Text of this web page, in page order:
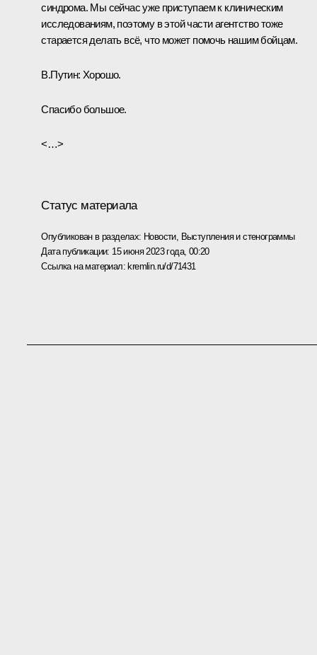
синдрома. Мы сейчас уже приступаем к клиническим
исследованиям, поэтому в этой части агентство тоже
старается делать всё, что может помочь нашим бойцам.
В.Путин: Хорошо.
Спасибо большое.
<…>
Статус материала
Опубликован в разделах: Новости, Выступления и стенограммы
Дата публикации: 15 июня 2023 года, 00:20
Ссылка на материал: kremlin.ru/d/71431